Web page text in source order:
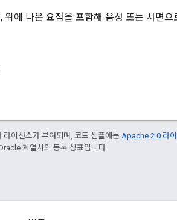
위에 나온 요점을 포함해 음성 또는 서면으
라이선스가 부여되며, 코드 샘플에는 Apache 2.0 라
계열사의 등록 상표입니다.